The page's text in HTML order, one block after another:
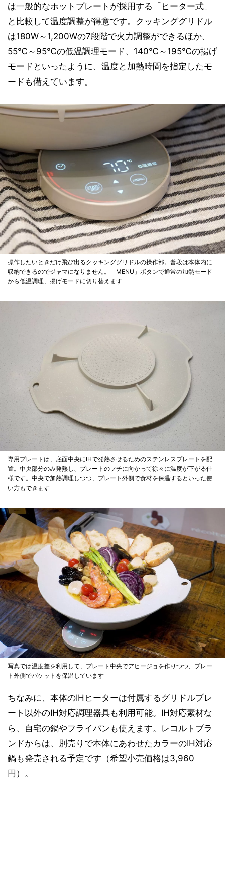
は一般的なホットプレートが採用する「ヒーター式」
と比較して温度調整が得意です。クッキンググリドル
は180W～1,200Wの7段階で火力調整ができるほか、
55℃～95℃の低温調理モード、140℃～195℃の揚げ
モードといったように、温度と加熱時間を指定したモ
ードも備えています。
操作したいときだけ飛び出るクッキンググリドルの操作部。普段は本体内に
収納できるのでジャマになりません。「MENU」ボタンで通常の加熱モード
から低温調理、揚げモードに切り替えます
専用プレートは、底面中央にIHで発熱させるためのステンレスプレートを配
置。中央部分のみ発熱し、プレートのフチに向かって徐々に温度が下がる仕
様です。中央で加熱調理しつつ、プレート外側で食材を保温するといった使
い方もできます
写真では温度差を利用して、プレート中央でアヒージョを作りつつ、プレー
ト外側でバケットを保温しています
ちなみに、本体のIHヒーターは付属するグリドルプレ
ート以外のIH対応調理器具も利用可能。IH対応素材な
ら、自宅の鍋やフライパンも使えます。レコルトブラ
ンドからは、別売りで本体にあわせたカラーのIH対応
鍋も発売される予定です（希望小売価格は3,960
円）。